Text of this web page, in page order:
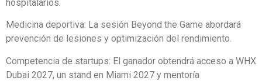
hospitalarios.
Medicina deportiva: La sesión Beyond the Game abordará
prevención de lesiones y optimización del rendimiento.
Competencia de startups: El ganador obtendrá acceso a WHX
Dubai 2027, un stand en Miami 2027 y mentoría